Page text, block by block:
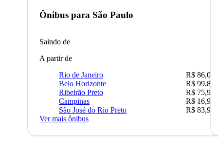
Ônibus para São Paulo
Saindo de
A partir de
Rio de Janeiro
R$ 86,00
Belo Horizonte
R$ 99,89
Ribeirão Preto
R$ 75,90
Campinas
R$ 16,90
São José do Rio Preto
R$ 83,90
Ver mais ônibus